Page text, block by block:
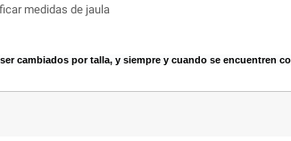
medidas de jaula
cambiados por talla, y siempre y cuando se encuentren